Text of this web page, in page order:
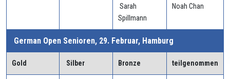
Sarah
Spillmann
Noah Chan
German Open Senioren, 29. Februar, Hamburg
Gold Silber Bronze teilgenommen